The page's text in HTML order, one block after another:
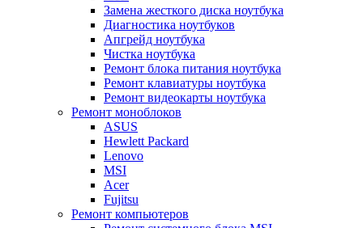
Замена жесткого диска ноутбука
Диагностика ноутбуков
Апгрейд ноутбука
Чистка ноутбука
Ремонт блока питания ноутбука
Ремонт клавиатуры ноутбука
Ремонт видеокарты ноутбука
Ремонт моноблоков
ASUS
Hewlett Packard
Lenovo
MSI
Acer
Fujitsu
Ремонт компьютеров